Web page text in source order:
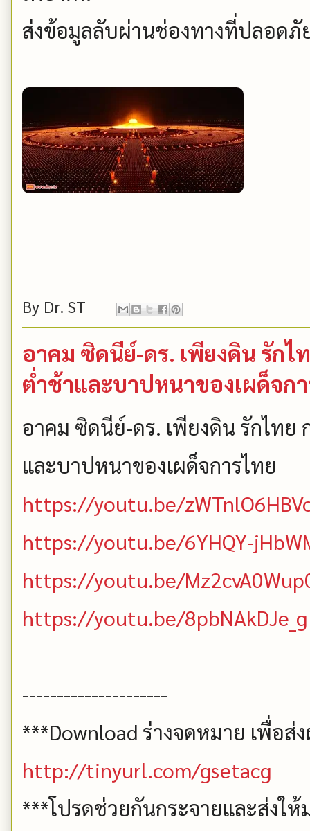
ส่งข้อมูลลับผ่านช่องทางที่ปลอดภั
By Dr. ST
อาคม ซิดนีย์-ดร. เพียงดิน รัก
ต่ำช้าและบาปหนาของเผด็จก
อาคม ซิดนีย์-ดร. เพียงดิน รักไทย
และบาปหนาของเผด็จการไทย
https://youtu.be/
https://youtu.be/6YHQY-
https://youtu.be/
https://youtu.be/8pbNAkDJe_g
---------------------
***Download ร่างจดหมาย เพื่อส่
http://tinyurl.com/gsetacg
***โปรดช่วยกันกระจายและส่งใ